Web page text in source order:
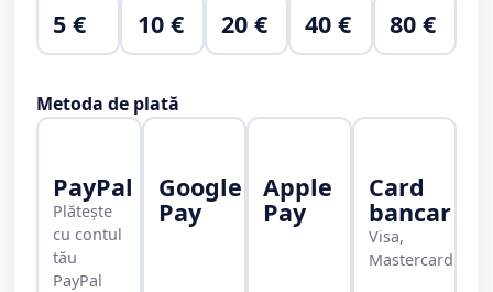
5 € 10 € 20 € 40 € 80 €
Metoda de plată
PayPal
Plătește
cu contul
tău
PayPal
Google
Pay
Apple
Pay
Card
bancar
Visa,
Mastercard